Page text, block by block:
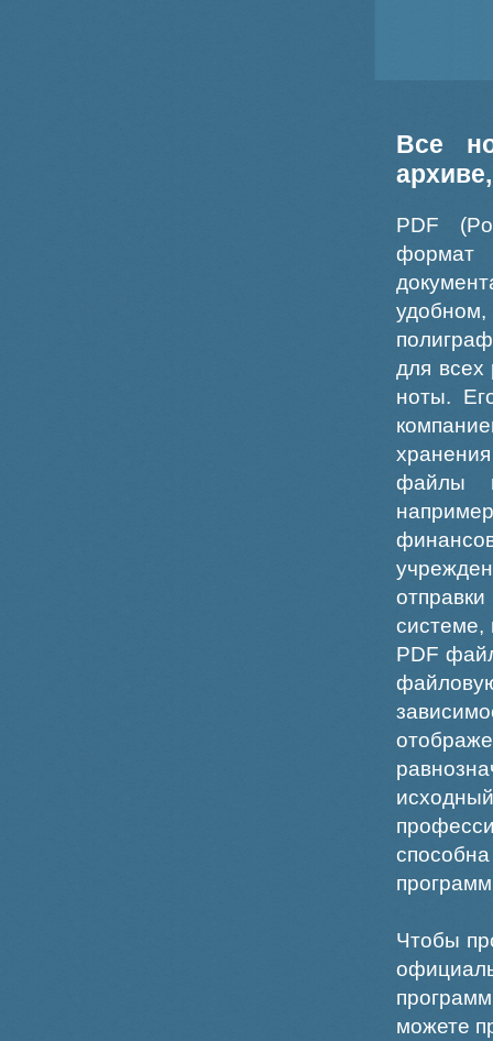
Все
PDF
формат
для всех
ноты.
файлы
системе,
PDF
Чтобы
можете